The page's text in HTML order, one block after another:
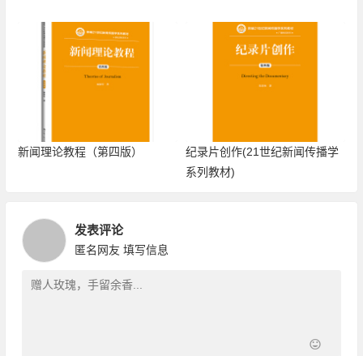
新闻理论教程（第四版）
纪录片创作(21世纪新闻传播学
系列教材)
发表评论
匿名网友 填写信息